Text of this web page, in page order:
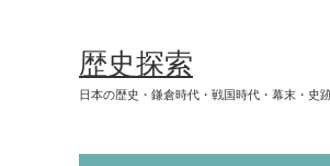
歴史探索
日本の歴史・鎌倉時代・戦国時代・幕末・史